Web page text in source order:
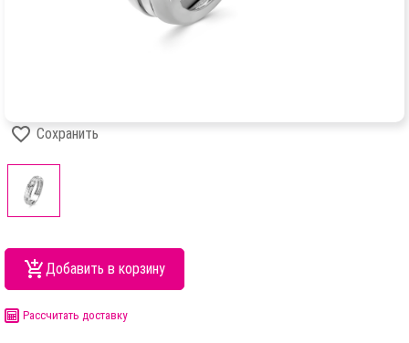
Сохранить
Добавить в корзину
Рассчитать доставку